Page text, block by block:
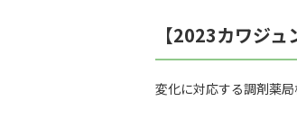
【2023カワジ
変化に対応する調剤薬